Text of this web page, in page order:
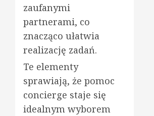
zaufanymi
partnerami, co
znacząco ułatwia
realizację zadań.
Te elementy
sprawiają, że pomoc
concierge staje się
idealnym wyborem